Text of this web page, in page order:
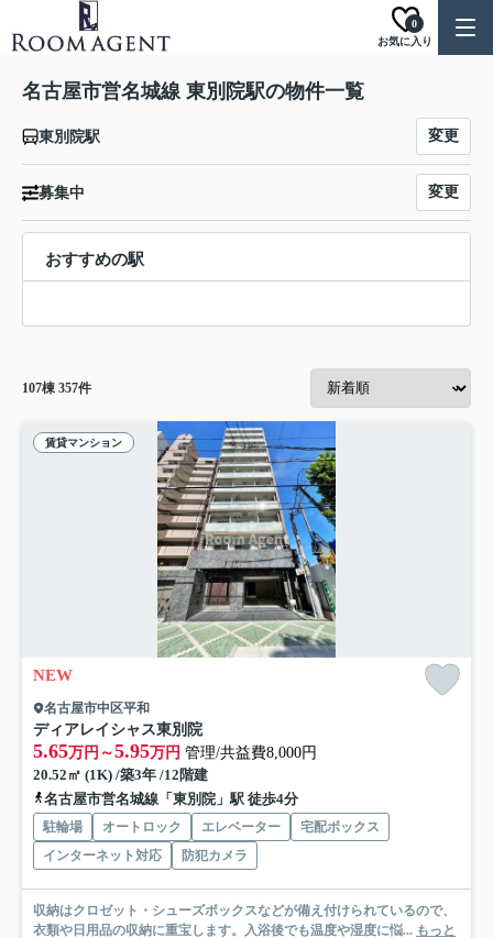
お気に入り
0
名古屋市営名城線 東別院駅の物件一覧
東別院駅 変更
募集中 変更
おすすめの駅
107棟 357件
賃貸マンション
NEW
名古屋市中区平和
ディアレイシャス東別院
5.65万円～5.95万円 管理/共益費8,000円
20.52㎡ (1K) /築3年 /12階建
名古屋市営名城線「東別院」駅 徒歩4分
駐輪場 オートロック エレベーター
宅配ボックス
インターネット対応
防犯カメラ
収納はクロゼット・シューズボックスなどが備え付けられているので、
衣類や日用品の収納に重宝します。入浴後でも温度や湿度に悩... もっと